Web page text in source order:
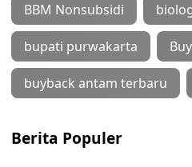
BBM Nonsubsidi
bupati purwakarta
buyback antam terbaru
Berita Populer